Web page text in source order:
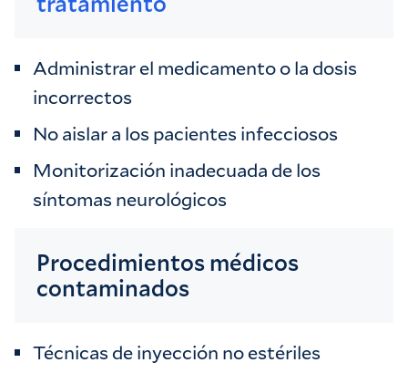
Administrar el medicamento o la dosis
incorrectos
No aislar a los pacientes infecciosos
Monitorización inadecuada de los
síntomas neurológicos
Procedimientos médicos
contaminados
Técnicas de inyección no estériles